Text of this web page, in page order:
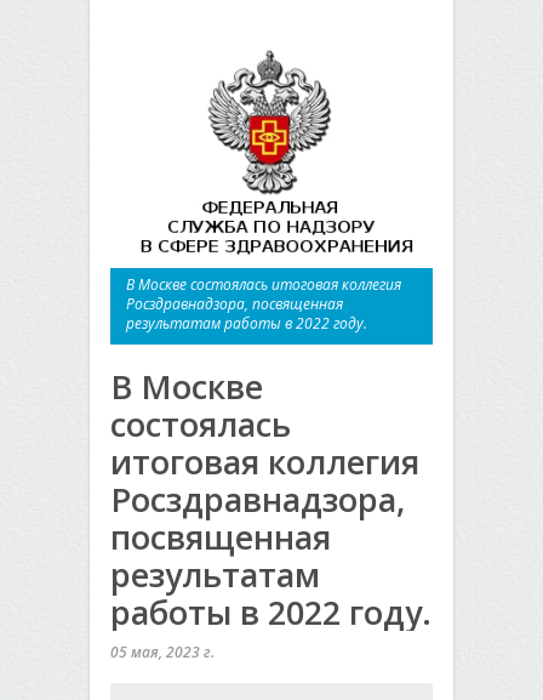
В Москве состоялась итоговая коллегия
Росздравнадзора, посвященная
результатам работы в 2022 году.
В Москве
состоялась
итоговая коллегия
Росздравнадзора,
посвященная
результатам
работы в 2022 году.
05 мая, 2023 г.